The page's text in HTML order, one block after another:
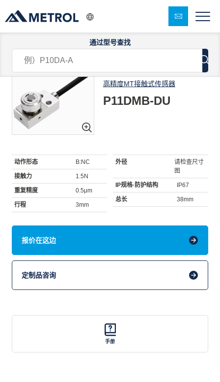
通过型号查找
高精度MT接触式传感器
P11DMB-DU
动作形态 B:NC
接触力 1.5N
重复精度 0.5μm
行程 3mm
外径
请检查尺寸
图
IP规格·防护结构 IP67
总长 38mm
报价在这边
定制品咨询
手册